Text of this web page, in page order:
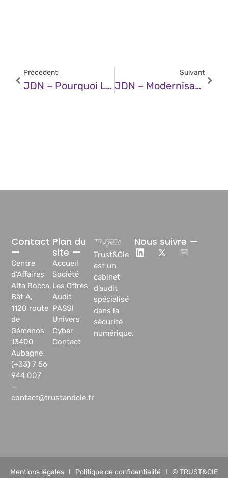
Précédent
JDN – Pourquoi Les Entreprises Doivent Maintenant Parier Sur L’IA Privée
Suivant
JDN – Modernisation : Adopter Une Approche AI-First Pour Innover
Trust&Cie
est un
cabinet
d’audit
spécialisé
dans la
sécurité
numérique.
Plan du
site —
Accueil
Société
Les Offres
Audit
PASSI
Univers
Cyber
Contact
Contact
—
Centre
d’Affaires
Alta Rocca,
Bât A,
1120 route
de
Gémenos
13400
Aubagne
(+33) 7 56
944 007
—
contact@trustandcie.fr
Nous suivre —
Mentions légales I Politique de confidentialité I © TRUST&CIE